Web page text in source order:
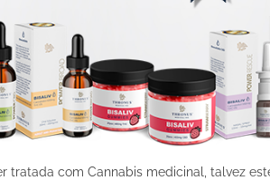
com Cannabis medicinal, talvez